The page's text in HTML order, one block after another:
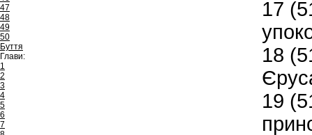
47
48
49
50
Буття
Глави:
1
2
3
4
5
6
7
17
18
19